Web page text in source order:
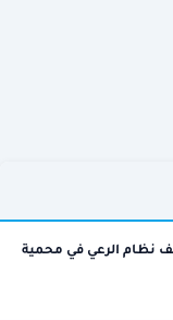
نظام الرعي في محمية